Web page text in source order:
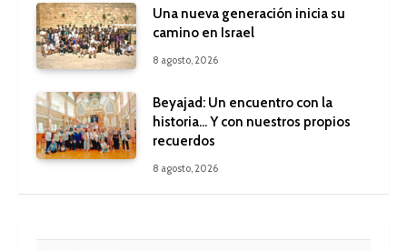
Una nueva generación inicia su
camino en Israel
8 agosto, 2026
Beyajad: Un encuentro con la
historia… Y con nuestros propios
recuerdos
8 agosto, 2026